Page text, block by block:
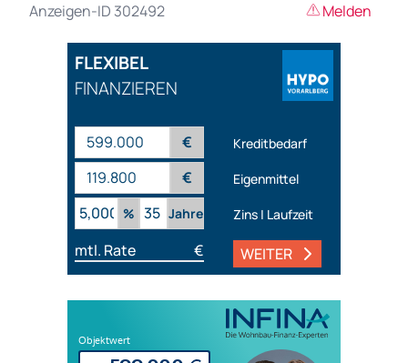
Anzeigen-ID 302492 Melden
FLEXIBEL
FINANZIEREN
€ Kreditbedarf
€
Eigenmittel
%
Jahre Zins | Laufzeit
mtl. Rate € WEITER